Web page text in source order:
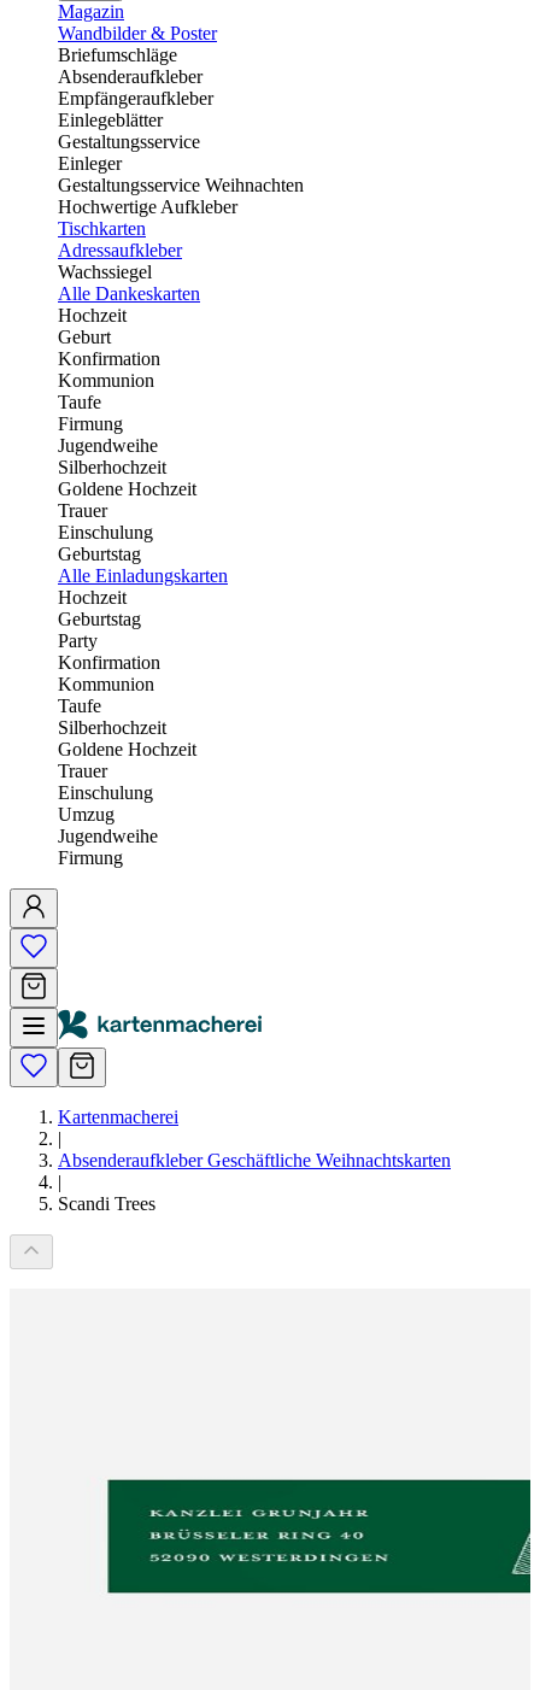
Magazin
Wandbilder & Poster
Briefumschläge
Absenderaufkleber
Empfängeraufkleber
Einlegeblätter
Gestaltungsservice
Einleger
Gestaltungsservice Weihnachten
Hochwertige Aufkleber
Tischkarten
Adressaufkleber
Wachssiegel
Alle Dankeskarten
Hochzeit
Geburt
Konfirmation
Kommunion
Taufe
Firmung
Jugendweihe
Silberhochzeit
Goldene Hochzeit
Trauer
Einschulung
Geburtstag
Alle Einladungskarten
Hochzeit
Geburtstag
Party
Konfirmation
Kommunion
Taufe
Silberhochzeit
Goldene Hochzeit
Trauer
Einschulung
Umzug
Jugendweihe
Firmung
Kartenmacherei
|
Absenderaufkleber Geschäftliche Weihnachtskarten
|
Scandi Trees